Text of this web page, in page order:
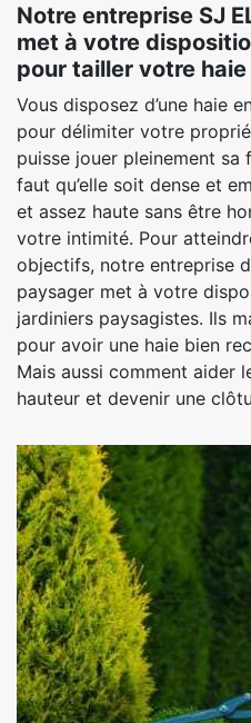
Notre entreprise SJ
met à votre
pour tailler votre haie
Vous disposez d’une haie
pour délimiter votre
puisse jouer pleinement
faut qu’elle soit dense et
et assez haute sans être
votre intimité. Pour
objectifs, notre entreprise
paysager met à votre
jardiniers paysagistes. Ils
pour avoir une haie bien
Mais aussi comment aider
hauteur et devenir une